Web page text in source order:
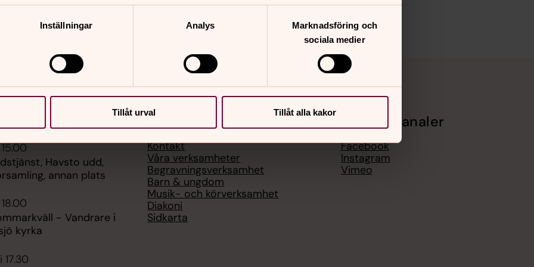
Inställningar Analys
Marknadsföring och
sociala medier
Tillåt urval Tillåt alla kakor
Havsto udd,
annan plats
- Vandrare i
kyrka
17.30
Hitta snabbt
Kontakt
Våra verksamheter
Begravningsverksamhet
Barn & ungdom
Musik- och körverksamhet
Diakoni
Sidkarta
Sociala kanaler
Facebook
Instagram
Vimeo